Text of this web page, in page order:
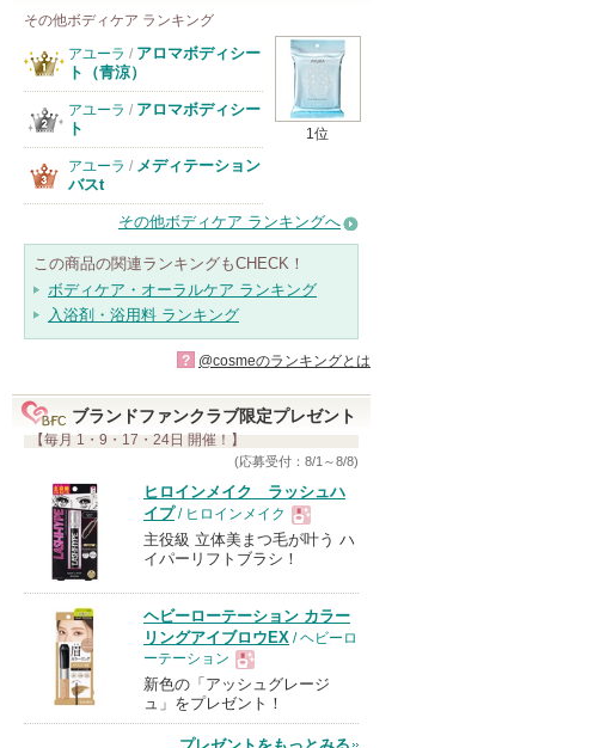
その他ボディケア ランキング
1位
アユーラ / アロマボディシー
ト（青涼）
アユーラ / アロマボディシー
ト
アユーラ / メディテーション
バスt
その他ボディケア ランキングへ
この商品の関連ランキングもCHECK！
ボディケア・オーラルケア ランキング
入浴剤・浴用料 ランキング
? @cosmeのランキングとは
ブランドファンクラブ限定プレゼント
【毎月 1・9・17・24日 開催！】
(応募受付：8/1～8/8)
ヒロインメイク ラッシュハ
イプ/ ヒロインメイク
現
品
主役級 立体美まつ毛が叶う ハ
イパーリフトブラシ！
ヘビーローテーション カラー
リングアイブロウEX / ヘビーロ
ーテーション
現
新色の「アッシュグレージ
ュ」をプレゼント！